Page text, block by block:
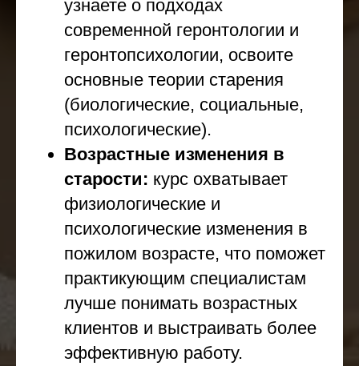
узнаете о подходах
современной геронтологии и
геронтопсихологии, освоите
основные теории старения
(биологические, социальные,
психологические).
Возрастные изменения в
старости: курс охватывает
физиологические и
психологические изменения в
пожилом возрасте, что поможет
практикующим специалистам
лучше понимать возрастных
клиентов и выстраивать более
эффективную работу.